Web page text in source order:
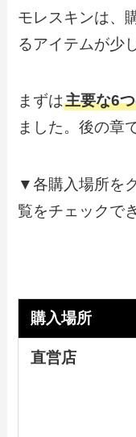
モレスキンは、
るアイテムが少
まずは主要な6
ました。後の章
▼各購入場所を
覧をチェックで
購入場所
直営店